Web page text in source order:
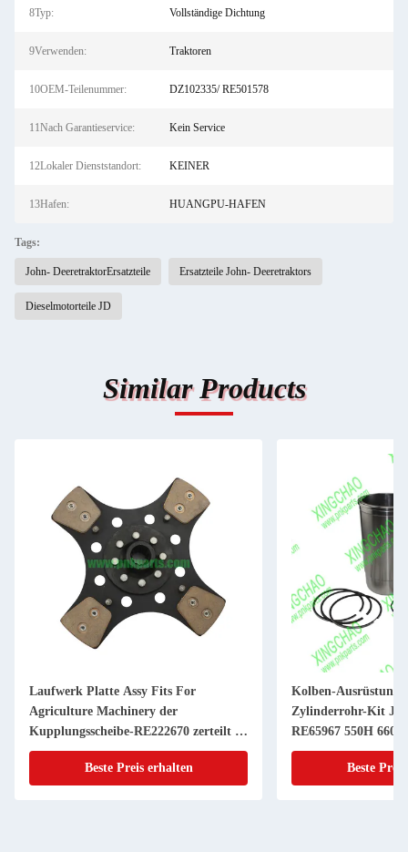
8Typ: Vollständige Dichtung
9Verwenden: Traktoren
10OEM-Teilenummer: DZ102335/ RE501578
11Nach Garantieservice: Kein Service
12Lokaler Dienststandort: KEINER
13Hafen: HUANGPU-HAFEN
Tags:
John- DeeretraktorErsatzteile Ersatzteile John- Deeretraktors
Dieselmotorteile JD
Similar Products
Laufwerk Platte Assy Fits For
Agriculture Machinery der
Kupplungsscheibe-RE222670 zerteilt 11
Zoll 20 KEIL
Beste Preis erhalten
Kolben-Ausrüstung
Zylinderrohr-Kit JDs
RE65967 550H 6603
Powerthch Turbo
Beste